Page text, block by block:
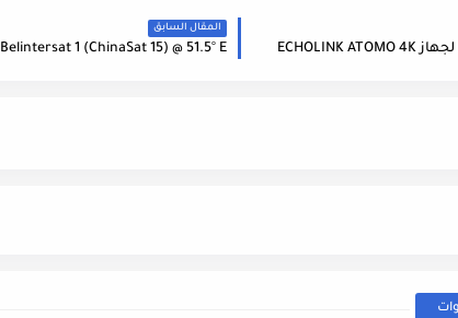
المقال السابق
Belintersat 1 (ChinaSat 15) @ 51.5° E